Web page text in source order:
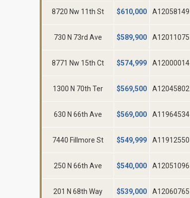
8720 Nw 11th St $610,000 A12058149
730 N 73rd Ave $589,900 A12011075
8771 Nw 15th Ct $574,999 A12000014
1300 N 70th Ter $569,500 A12045802
630 N 66th Ave $569,000 A11964534
7440 Fillmore St $549,999 A11912550
250 N 66th Ave $540,000 A12051096
201 N 68th Way $539,000 A12060765